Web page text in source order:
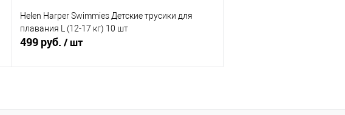
Helen Harper Swimmies Детские трусики для
плавания L (12-17 кг) 10 шт
499 руб. / шт